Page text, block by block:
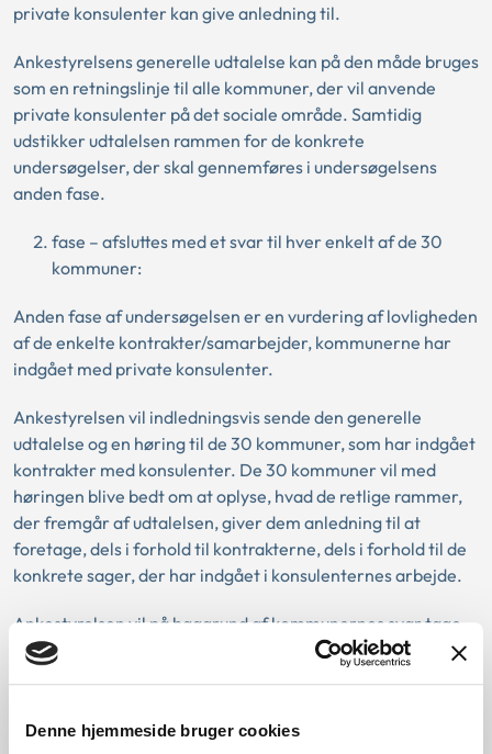
Denne hjemmeside bruger cookies
private konsulenter kan give anledning til.
Ankestyrelsens generelle udtalelse kan på den måde bruges
som en retningslinje til alle kommuner, der vil anvende
private konsulenter på det sociale område. Samtidig
udstikker udtalelsen rammen for de konkrete
undersøgelser, der skal gennemføres i undersøgelsens
anden fase.
fase – afsluttes med et svar til hver enkelt af de 30
kommuner:
Anden fase af undersøgelsen er en vurdering af lovligheden
af de enkelte kontrakter/samarbejder, kommunerne har
indgået med private konsulenter.
Ankestyrelsen vil indledningsvis sende den generelle
udtalelse og en høring til de 30 kommuner, som har indgået
kontrakter med konsulenter. De 30 kommuner vil med
høringen blive bedt om at oplyse, hvad de retlige rammer,
der fremgår af udtalelsen, giver dem anledning til at
foretage, dels i forhold til kontrakterne, dels i forhold til de
konkrete sager, der har indgået i konsulenternes arbejde.
Ankestyrelsen vil på baggrund af kommunernes svar tage
stilling til, om der er anledning til at foretage sig yderligere i
forpligtelse til at genoptage sager, hvor der er truffet